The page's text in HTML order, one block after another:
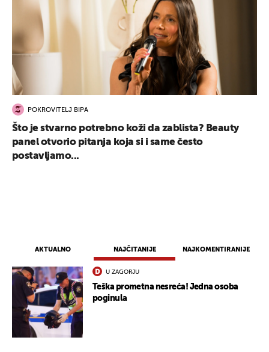
AKTUALNO NAJČITANIJE NAJKOMENTIRANIJE
U ZAGORJU
Teška prometna nesreća! Jedna osoba
poginula
POKROVITELJ BIPA
Što je stvarno potrebno koži da zablista? Beauty
panel otvorio pitanja koja si i same često
postavljamo...